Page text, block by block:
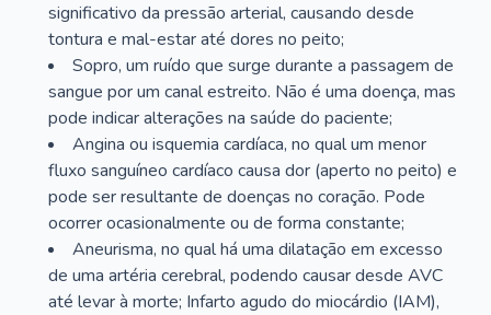
significativo da pressão arterial, causando desde
tontura e mal-estar até dores no peito;
Sopro, um ruído que surge durante a passagem de
sangue por um canal estreito. Não é uma doença, mas
pode indicar alterações na saúde do paciente;
Angina ou isquemia cardíaca, no qual um menor
fluxo sanguíneo cardíaco causa dor (aperto no peito) e
pode ser resultante de doenças no coração. Pode
ocorrer ocasionalmente ou de forma constante;
Aneurisma, no qual há uma dilatação em excesso
de uma artéria cerebral, podendo causar desde AVC
até levar à morte; Infarto agudo do miocárdio (IAM),